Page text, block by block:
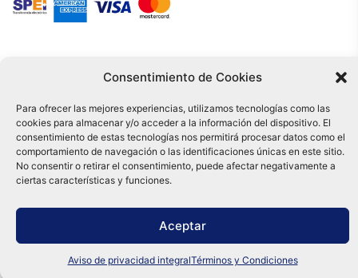
Consentimiento de Cookies
Para ofrecer las mejores experiencias, utilizamos tecnologías como las
cookies para almacenar y/o acceder a la información del dispositivo. El
consentimiento de estas tecnologías nos permitirá procesar datos como el
comportamiento de navegación o las identificaciones únicas en este sitio.
No consentir o retirar el consentimiento, puede afectar negativamente a
ciertas características y funciones.
Aceptar
Aviso de privacidad integralTérminos y Condiciones
Tu compra es respaldada por nuestro certificado SSL y operada bajo las
mejores prácticas de seguridad.
Distribuidora Tamex - México
e-commerce